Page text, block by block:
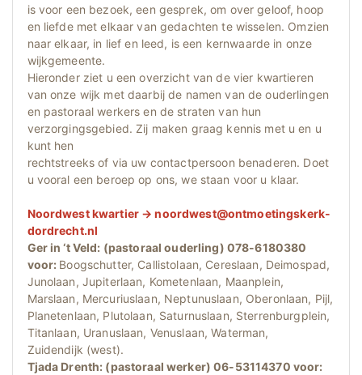
is voor een bezoek, een gesprek, om over geloof, hoop
en liefde met elkaar van gedachten te wisselen. Omzien
naar elkaar, in lief en leed, is een kernwaarde in onze
wijkgemeente.
Hieronder ziet u een overzicht van de vier kwartieren
van onze wijk met daarbij de namen van de ouderlingen
en pastoraal werkers en de straten van hun
verzorgingsgebied. Zij maken graag kennis met u en u
kunt hen
rechtstreeks of via uw contactpersoon benaderen. Doet
u vooral een beroep op ons, we staan voor u klaar.
Noordwest kwartier → noordwest@ontmoetingskerk-
dordrecht.nl
Ger in ‘t Veld: (pastoraal ouderling) 078-6180380
voor: Boogschutter, Callistolaan, Cereslaan, Deimospad,
Junolaan, Jupiterlaan, Kometenlaan, Maanplein,
Marslaan, Mercuriuslaan, Neptunuslaan, Oberonlaan, Pijl,
Planetenlaan, Plutolaan, Saturnuslaan, Sterrenburgplein,
Titanlaan, Uranuslaan, Venuslaan, Waterman,
Zuidendijk (west).
Tjada Drenth: (pastoraal werker) 06-53114370 voor: